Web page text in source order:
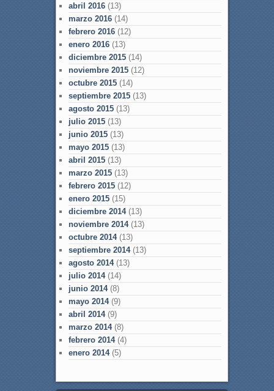
abril 2016(13)
marzo 2016(14)
febrero 2016(12)
enero 2016(13)
diciembre 2015(14)
noviembre 2015(12)
octubre 2015(14)
septiembre 2015(13)
agosto 2015(13)
julio 2015(13)
junio 2015(13)
mayo 2015(13)
abril 2015(13)
marzo 2015(13)
febrero 2015(12)
enero 2015(15)
diciembre 2014(13)
noviembre 2014(13)
octubre 2014(13)
septiembre 2014(13)
agosto 2014(13)
julio 2014(14)
junio 2014(8)
mayo 2014(9)
abril 2014(9)
marzo 2014(8)
febrero 2014(4)
enero 2014(5)